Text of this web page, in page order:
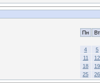
Пн Вт
4
5
11
12
18
19
25
26